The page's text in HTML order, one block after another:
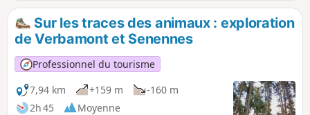
Sur les traces des animaux : exploration
de Verbamont et Senennes
Professionnel du tourisme
7,94 km
+159 m
-160 m
2h 45
Moyenne